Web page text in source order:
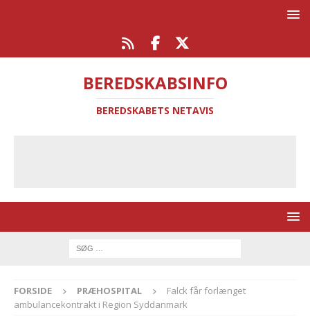
BEREDSKABSINFO
BEREDSKABETS NETAVIS
FORSIDE PRÆHOSPITAL
Falck får forlænget
ambulancekontrakt i Region Syddanmark